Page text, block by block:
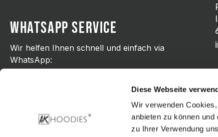
Diese Webseite
Wir verwenden
anbieten zu können
zu Ihrer Verwendung
WHATSAPP SERVICE
Wir helfen Ihnen schnell und einfach via
WhatsApp: